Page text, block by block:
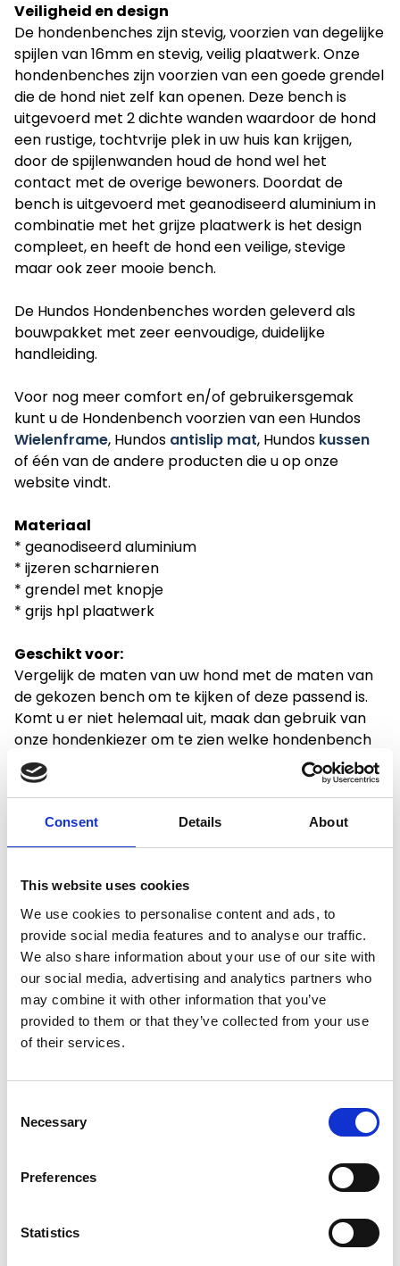
Consent Details About
This website uses cookies
We use cookies to personalise content and ads, to
provide social media features and to analyse our traffic.
We also share information about your use of our site with
our social media, advertising and analytics partners who
may combine it with other information that you’ve
provided to them or that they’ve collected from your use
of their services.
Selection
Necessary
Preferences
Statistics
Veiligheid en design
De hondenbenches zijn stevig, voorzien van degelijke
spijlen van 16mm en stevig, veilig plaatwerk. Onze
hondenbenches zijn voorzien van een goede grendel
die de hond niet zelf kan openen. Deze bench is
uitgevoerd met 2 dichte wanden waardoor de hond
een rustige, tochtvrije plek in uw huis kan krijgen,
door de spijlenwanden houd de hond wel het
contact met de overige bewoners. Doordat de
bench is uitgevoerd met geanodiseerd aluminium in
combinatie met het grijze plaatwerk is het design
compleet, en heeft de hond een veilige, stevige
maar ook zeer mooie bench.
De Hundos Hondenbenches worden geleverd als
bouwpakket met zeer eenvoudige, duidelijke
handleiding.
Voor nog meer comfort en/of gebruikersgemak
kunt u de Hondenbench voorzien van een Hundos
Wielenframe, Hundos antislip mat, Hundos kussen
of één van de andere producten die u op onze
website vindt.
Materiaal
* geanodiseerd aluminium
* ijzeren scharnieren
* grendel met knopje
* grijs hpl plaatwerk
Geschikt voor:
Vergelijk de maten van uw hond met de maten van
de gekozen bench om te kijken of deze passend is.
Komt u er niet helemaal uit, maak dan gebruik van
onze hondenkiezer om te zien welke hondenbench
het beste is voor uw hond. Toch liever maatwerk?
Vraag dan een offerte aan via het
formulier.
Productspecificaties
Gewicht
17 kg
Voorraad
13
Artikelcode
803219
Merk:Hundos
Hundos Hondenbench model DK